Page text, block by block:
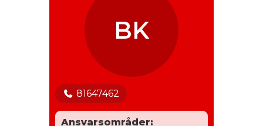
BK
81647462
Ansvarsområder: